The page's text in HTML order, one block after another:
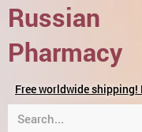
Russian
Pharmacy
Free worldwide shipping!